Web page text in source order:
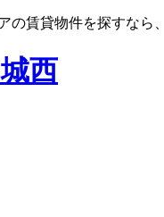
の賃貸物件を探すなら